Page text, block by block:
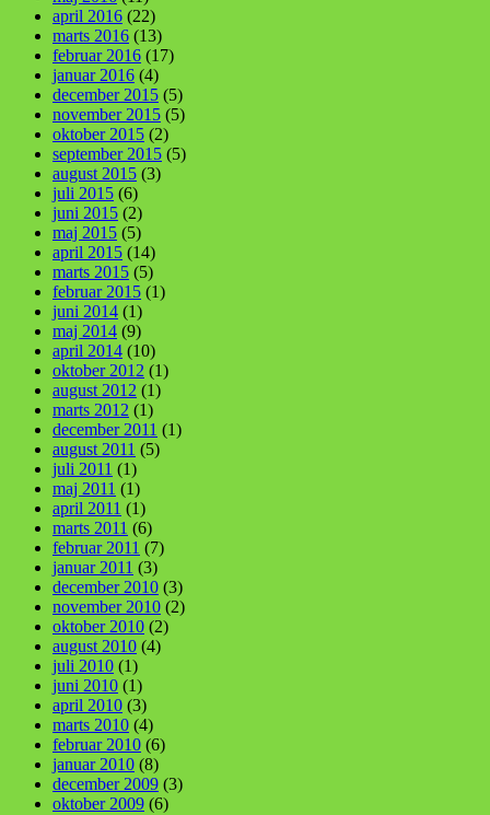
april 2016 (22)
marts 2016 (13)
februar 2016 (17)
januar 2016 (4)
december 2015 (5)
november 2015 (5)
oktober 2015 (2)
september 2015 (5)
august 2015 (3)
juli 2015 (6)
juni 2015 (2)
maj 2015 (5)
april 2015 (14)
marts 2015 (5)
februar 2015 (1)
juni 2014 (1)
maj 2014 (9)
april 2014 (10)
oktober 2012 (1)
august 2012 (1)
marts 2012 (1)
december 2011 (1)
august 2011 (5)
juli 2011 (1)
maj 2011 (1)
april 2011 (1)
marts 2011 (6)
februar 2011 (7)
januar 2011 (3)
december 2010 (3)
november 2010 (2)
oktober 2010 (2)
august 2010 (4)
juli 2010 (1)
juni 2010 (1)
april 2010 (3)
marts 2010 (4)
februar 2010 (6)
januar 2010 (8)
december 2009 (3)
oktober 2009 (6)